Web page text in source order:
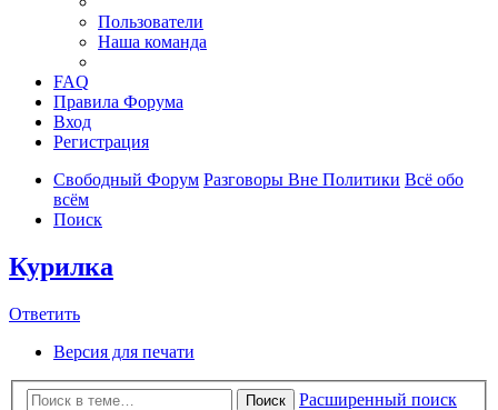
Пользователи
Наша команда
FAQ
Правила Форума
Вход
Регистрация
Свободный Форум Разговоры Вне Политики Всё обо
всём
Поиск
Курилка
Ответить
Версия для печати
Поиск
Расширенный поиск